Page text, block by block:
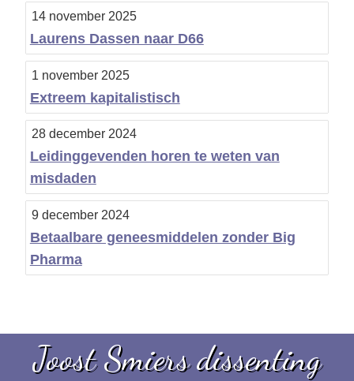
Laurens Dassen naar D66
14 november 2025
Extreem kapitalistisch
1 november 2025
Leidinggevenden horen te weten van
misdaden
28 december 2024
Betaalbare geneesmiddelen zonder Big
Pharma
9 december 2024
Joost Smiers dissenting